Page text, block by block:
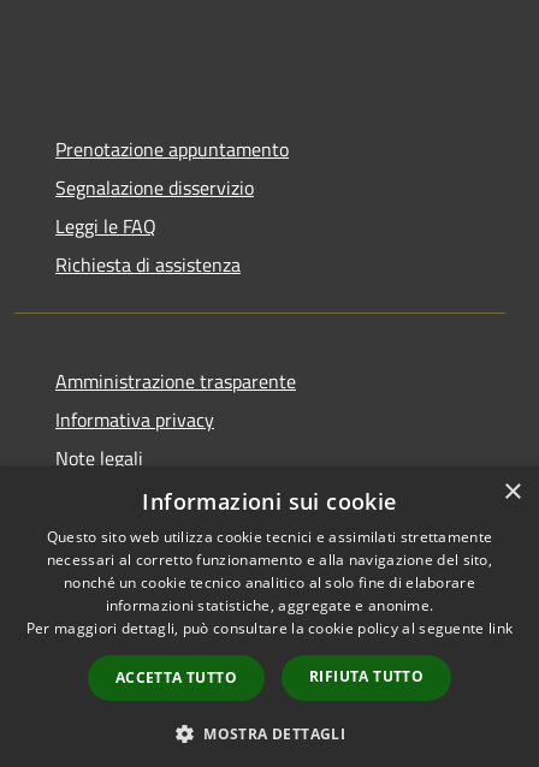
Prenotazione appuntamento
Segnalazione disservizio
Leggi le FAQ
Richiesta di assistenza
Amministrazione trasparente
Informativa privacy
Note legali
Dichiarazione di accessibilità
RSS
Copyright © 2026 • Comune di
Municipium•
Accesso
redazione
×
Informazioni sui cookie
Questo sito web utilizza cookie tecnici e assimilati strettamente
necessari al corretto funzionamento e alla navigazione del sito,
nonché un cookie tecnico analitico al solo fine di elaborare
informazioni statistiche, aggregate e anonime.
Per maggiori dettagli, può consultare la cookie policy al seguente link
ACCETTA TUTTO RIFIUTA TUTTO
MOSTRA DETTAGLI